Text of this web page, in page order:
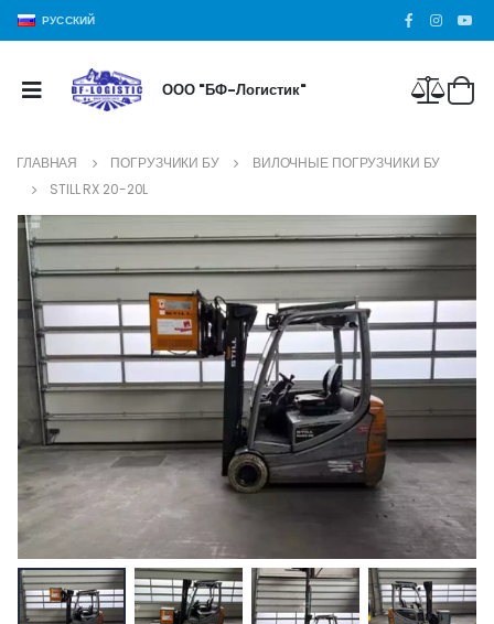
РУССКИЙ
ООО "БФ-Логистик"
ГЛАВНАЯ ПОГРУЗЧИКИ БУ
ВИЛОЧНЫЕ ПОГРУЗЧИКИ БУ
STILL RX 20-20L